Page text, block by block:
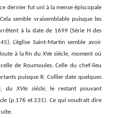
dernier fut uni à la mense épiscopale
semble vraisemblable puisque les
à la date de 1699 (Série H des
L’église Saint-Martin semble avoir
à la fin du XVe siècle, moment où
de Roumoules. Celle du chef-lieu
puisque R. Collier date quelques
du XVIe siècle,
le restant pouvant
(p.176 et 231). Ce qui voudrait dire